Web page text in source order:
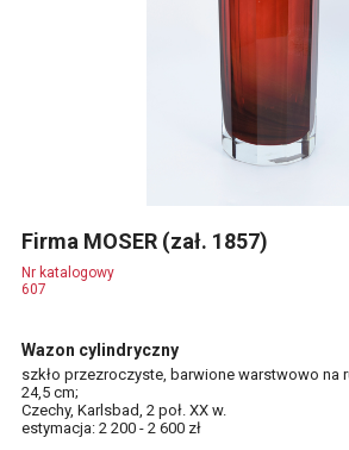
Firma MOSER (zał. 1857)
Nr katalogowy
607
Wazon cylindryczny
szkło przezroczyste, barwione warstwowo na
24,5 cm;
Czechy, Karlsbad, 2 poł. XX w.
estymacja: 2 200 - 2 600 zł